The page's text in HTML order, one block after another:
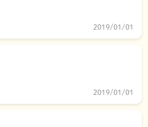
2019/01/01
2019/01/01